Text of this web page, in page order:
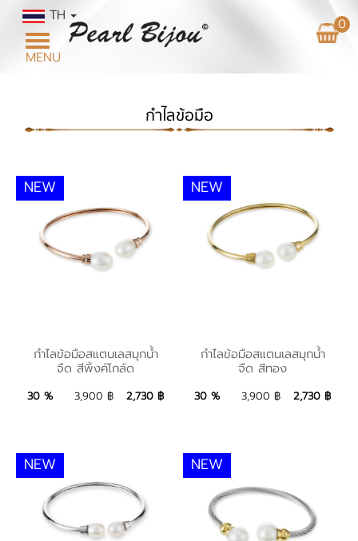
TH
Toggle
navigation
MENU
0
กำไลข้อมือ
NEW
กำไลข้อมือสแตนเลสมุก
น้ำจืด สีพิ้งค์โกล์ด
2,730 ฿ Add to Bag
กำไลข้อมือสแตนเลสมุกน้ำ
จืด สีพิ้งค์โกล์ด
30 % 3,900 ฿ 2,730 ฿
NEW
กำไลข้อมือสแตนเลสมุก
น้ำจืด สีทอง
2,730 ฿ Add to Bag
กำไลข้อมือสแตนเลสมุกน้ำ
จืด สีทอง
30 % 3,900 ฿ 2,730 ฿
NEW NEW